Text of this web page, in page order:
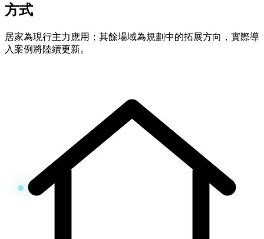
方式
居家為現行主力應用；其餘場域為規劃中的拓展方向，實際導
入案例將陸續更新。